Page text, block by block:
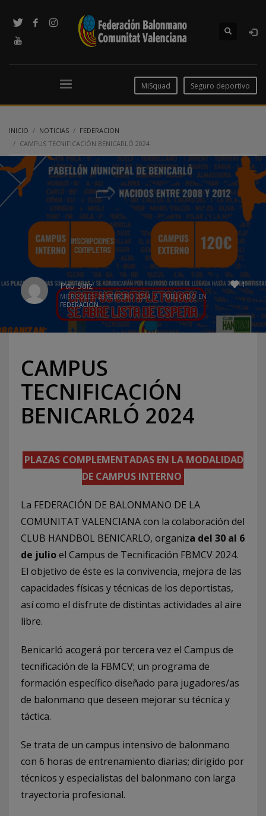
MiSquad Seguro deportivo
INICIO NOTICIAS
FEDERACION
CAMPUS TECNIFICACIÓN BENICARLÓ 2024
1
Pau Saiz
MIÉRCOLES, 28 FEBRERO 2024 /
PUBLICADO EN
FEDERACION
CAMPUS
TECNIFICACIÓN
BENICARLÓ 2024
PLAZAS COMPLEMENTADAS EN LA MODALIDAD
DE CAMPUS INTERNO
La FEDERACIÓN DE BALONMANO DE LA
COMUNITAT VALENCIANA con la colaboración del
CLUB HANDBOL BENICARLO, organiza del 30 al 6
de julioel Campus de Tecnificación FBMCV 2024.
El objetivo de éste es la convivencia, mejora de las
capacidades físicas y técnicas de los deportistas,
así como el disfrute de distintas actividades al aire
libre.
Benicarló acogerá por tercera vez el Campus de
tecnificación de la FBMCV; un programa de
formación específico diseñado para jugadores/as
de balonmano que deseen mejorar su técnica y
táctica.
Se trata de un campus intensivo de balonmano
con 6 horas de entrenamiento diarias; dirigido por
técnicos y especialistas del balonmano con larga
trayectoria profesional.